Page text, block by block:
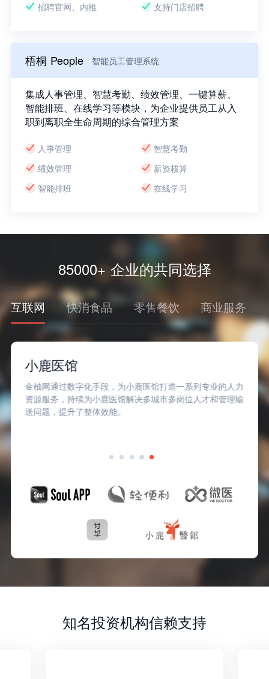
招聘官网、内推
支持门店招聘
梧桐 People 智能员工管理系统
集成人事管理、智慧考勤、绩效管理、一键算薪、
智能排班、在线学习等模块，为企业提供员工从入
职到离职全生命周期的综合管理方案
人事管理
智慧考勤
绩效管理
薪资核算
智能排班
在线学习
85000+ 企业的共同选择
互联网 快消食品 零售餐饮 商业服务
小鹿医馆
金柚网通过数字化手段，为小鹿医馆打造一系列专业的人力
资源服务，持续为小鹿医馆解决多城市多岗位人才和管理输
送问题，提升了整体效能。
知名投资机构信赖支持